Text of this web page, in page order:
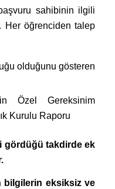
sahibinin ilgili
Her öğrenciden talep
olduğunu gösteren
Özel Gereksinim
Kurulu Raporu
gördüğü takdirde ek
bilgilerin eksiksiz ve